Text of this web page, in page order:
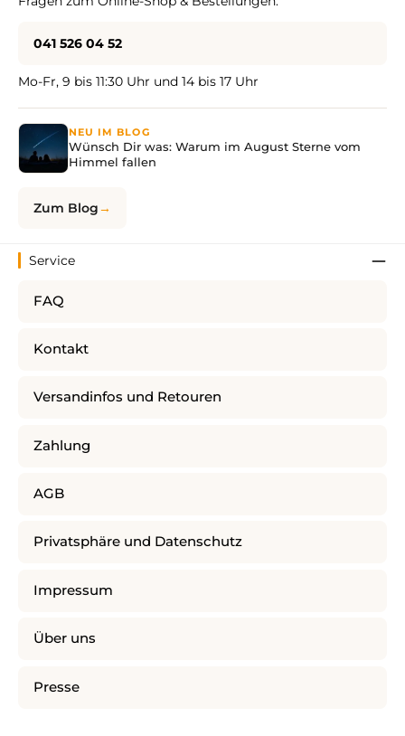
041 526 04 52
Mo-Fr, 9 bis 11:30 Uhr und 14 bis 17 Uhr
NEU IM BLOG
Wünsch Dir was: Warum im August Sterne vom
Himmel fallen
Zum Blog
Service
FAQ
Kontakt
Versandinfos und Retouren
Zahlung
AGB
Privatsphäre und Datenschutz
Impressum
Über uns
Presse